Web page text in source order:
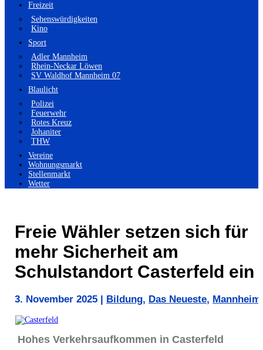
Freizeit
Sehenswürdigkeiten
Kino
Sport
Adler Mannheim
Rhein-Neckar Löwen
SV Waldhof Mannheim 07
Blaulicht
Polizei
Feuerwehr
Rotes Kreuz
Johaniter
THW
Vereine
Wohnungsmarkt
Stellenmarkt
Wetter
Freie Wähler setzen sich für
mehr Sicherheit am
Schulstandort Casterfeld ein
3. November 2025 Bildung, Das Neueste, Mannheim
Hohes Verkehrsaufkommen in Casterfeld